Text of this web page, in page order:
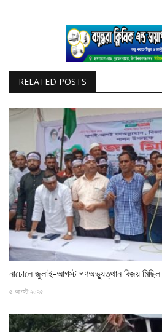
RELATED POSTS
নাচোলে জুলাই-আগস্ট গণঅভ্যুত্থান বিজয় মিছিল
৫ আগস্ট ২০২৫